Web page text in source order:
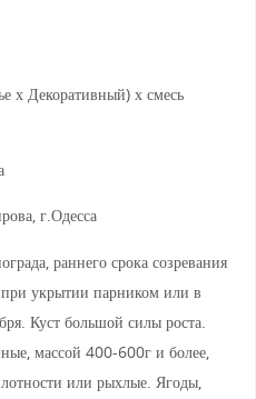
х Декоративный) х смесь
г.Одесса
раннего срока созревания
укрытии парником или в
Куст большой силы роста.
массой 400-600г и более,
или рыхлые. Ягоды,